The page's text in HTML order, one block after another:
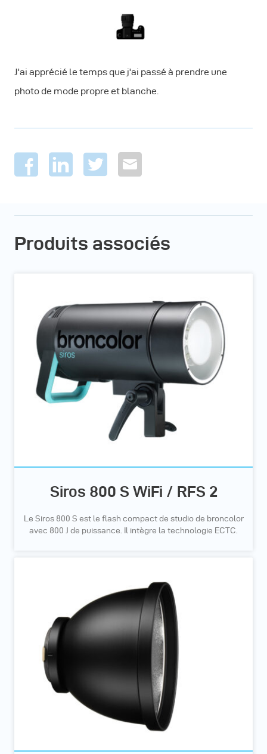
J'ai apprécié le temps que j'ai passé à prendre une
photo de mode propre et blanche.
Produits associés
Siros 800 S WiFi / RFS 2
Le Siros 800 S est le flash compact de studio de broncolor
avec 800 J de puissance. Il intègre la technologie ECTC.